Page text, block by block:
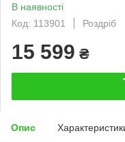
В наявності
Код: 113901
Роздріб
15 599 ₴
Опис